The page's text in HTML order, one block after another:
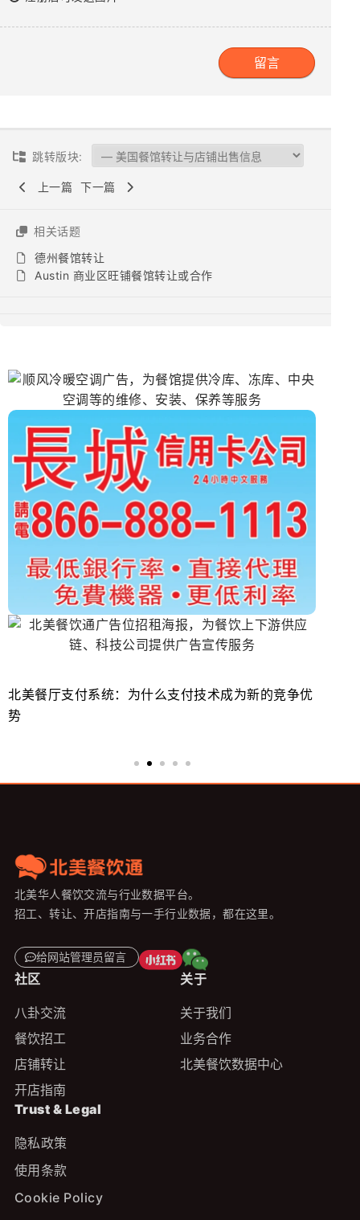
跳转版块:
上一篇 下一篇
相关话题
德州餐馆转让
Austin 商业区旺铺餐馆转让或合作
北美餐厅支付系统：为什么支付技术成为新的竞争优
势
北美华人餐饮交流与行业数据平台。
招工、转让、开店指南与一手行业数据，都在这里。
给网站管理员留言
社区
八卦交流
餐饮招工
店铺转让
开店指南
关于
关于我们
业务合作
北美餐饮数据中心
Trust & Legal
隐私政策
使用条款
Cookie Policy